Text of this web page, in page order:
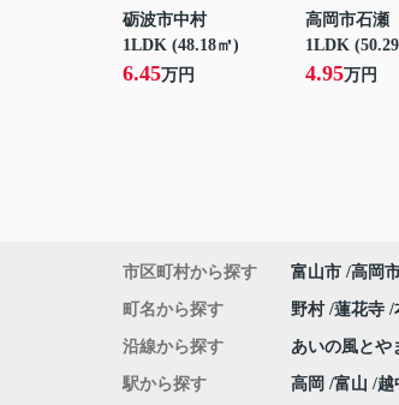
砺波市中村
1LDK (48.18㎡)
6.45万円
高岡市石瀬
1LDK
4.95万円
市区町村から探す 富山市 高岡
町名から探す 野村 蓮花寺
沿線から探す あいの風とや
駅から探す 高岡 富山 越